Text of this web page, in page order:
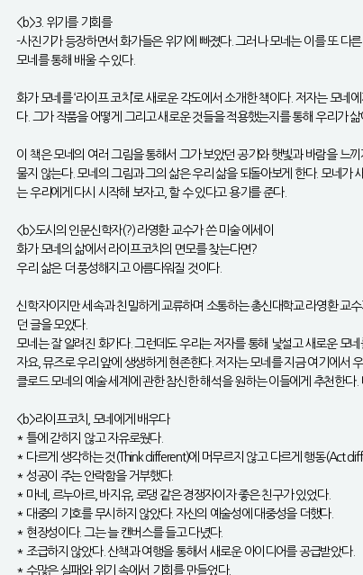
<b>3. 위기를 기회를
-사진기가 등장하면서 화가들은 위기에 빠졌다. 그러나 모네는 이를 또 다
모네를 통해 배울 수 있다.
화가 모네를 ‘라이프 코치’로 새로운 각도에서 소개한 책이다. 저자는 모
다. 그가 작품을 어떻게 그리고 새로운 것들을 적용했는지를 통해 우리가
이 책은 모네의 여러 그림을 통해서 그가 보았던 공기와 햇빛과 바람을 느
물지 않는다. 모네의 그림과 그의 삶은 우리 삶을 되돌아보게 한다. 모네가
는 우리에게 다시 시작해 보자고, 할 수 있다고 용기를 준다.
<b>도시의 인문신학자(?) 라영환 교수가 쓴 미술 에세이
화가 모네의 삶에서 라이프코치의 면모를 찾는다면?
우리 삶은 더 풍성해지고 아름다워질 것이다.
신학자이지만 세속과 친밀하게 교류하며 소통하는 총신대학교 라영환 교
던 글을 모았다.
모네는 잘 알려진 화가다. 그런데도 우리는 저자를 통해 낯설고 새로운 모
자요, 뮤즈로 우리 앞에 생생하게 현존한다. 저자는 모네를 지금 여기에서
클로드 모네의 예술 세계에 관한 참신한 해석을 원하는 이들에게 추천한
<b>라이프코치, 모네에게 배우다
* 틀에 갇히지 않고 자유로웠다.
* 다르게 생각하는 것(Think different)에 머무르지 않고 다르게 행동(Act
* 성공이 주는 안락함을 거부했다.
* 마네, 르누아르, 바지유, 로댕 같은 경쟁자이자 좋은 친구가 있었다.
* 대중의 기호를 무시하지 않았다. 자신의 예술성에 대중성을 더했다.
* 현장성이다. 그는 늘 캔버스를 들고 다녔다.
* 조급하지 않았다. 산책과 여행을 통해서 새로운 아이디어를 공급받았다.
* 수많은 실패와 위기 속에서 기회를 만들었다.